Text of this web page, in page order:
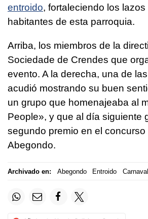
entroido, fortaleciendo los lazos
habitantes de esta parroquia.
Arriba, los miembros de la
Sociedade de Crendes que
evento. A la derecha, una de
acudió mostrando su buen
un grupo que homenajeaba al
People», y que al día siguiente
segundo premio en el
Abegondo.
Archivado en: Abegondo Entroido Carnaval